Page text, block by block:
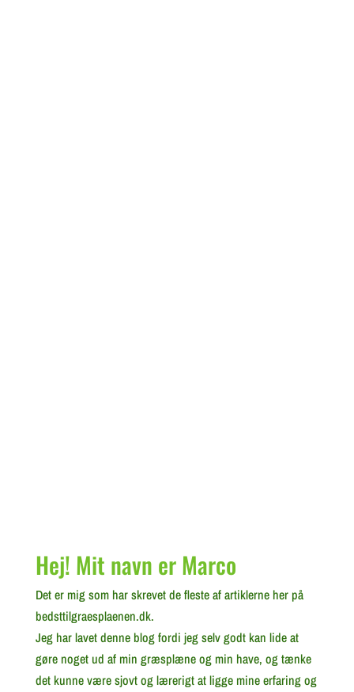
Hej! Mit navn er Marco
Det er mig som har skrevet de fleste af artiklerne her på
bedsttilgraesplaenen.dk.
Jeg har lavet denne blog fordi jeg selv godt kan lide at
gøre noget ud af min græsplæne og min have, og tænke
det kunne være sjovt og lærerigt at ligge mine erfaring og